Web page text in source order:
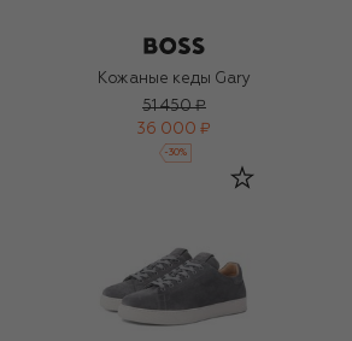
Кожаные кеды Gary
51 450 ₽
36 000 ₽
-30%